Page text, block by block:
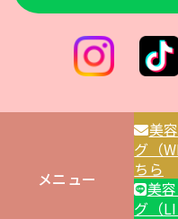
© 2025 くぼ
メニュー
美
グ（
ちら
美
グ（